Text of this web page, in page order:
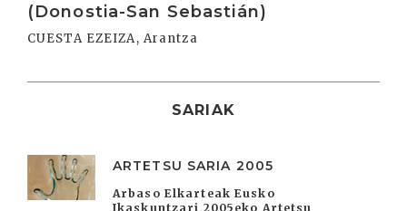
(Donostia-San Sebastián)
CUESTA EZEIZA, Arantza
SARIAK
ARTETSU SARIA 2005
Arbaso Elkarteak Eusko
Ikaskuntzari 2005eko Artetsu